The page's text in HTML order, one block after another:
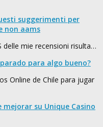
suggerimenti per
non aams
delle mie recensioni risulta…
para algo bueno?
Online de Chile para jugar
su Unique Casino